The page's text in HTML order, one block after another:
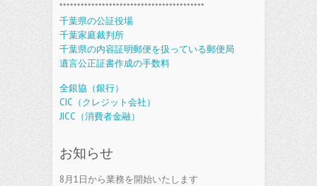
*****************************************
千葉県の公証役場
千葉家庭裁判所
千葉県の内容証明郵便を扱っている郵便局
遺言公正証書作成の手数料
全銀協（銀行）
CIC（クレジット会社）
JICC（消費者金融）
お知らせ
8月1日から業務を開始いたします